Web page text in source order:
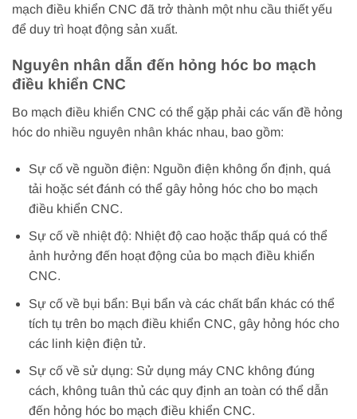
mạch điều khiển CNC đã trở thành một nhu cầu thiết yếu
để duy trì hoạt động sản xuất.
Nguyên nhân dẫn đến hỏng hóc bo mạch
điều khiển CNC
Bo mạch điều khiển CNC có thể gặp phải các vấn đề hỏng
hóc do nhiều nguyên nhân khác nhau, bao gồm:
Sự cố về nguồn điện: Nguồn điện không ổn định, quá
tải hoặc sét đánh có thể gây hỏng hóc cho bo mạch
điều khiển CNC.
Sự cố về nhiệt độ: Nhiệt độ cao hoặc thấp quá có thể
ảnh hưởng đến hoạt động của bo mạch điều khiển
CNC.
Sự cố về bụi bẩn: Bụi bẩn và các chất bẩn khác có thể
tích tụ trên bo mạch điều khiển CNC, gây hỏng hóc cho
các linh kiện điện tử.
Sự cố về sử dụng: Sử dụng máy CNC không đúng
cách, không tuân thủ các quy định an toàn có thể dẫn
đến hỏng hóc bo mạch điều khiển CNC.